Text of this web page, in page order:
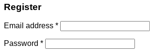
Register
Email address *
Password *